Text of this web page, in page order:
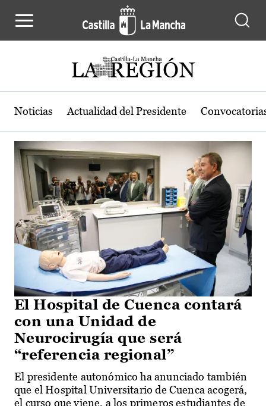
Actualidad de la región de Castilla-
Noticias Actualidad del Presidente
El Hospital de Cuenca contará
con una Unidad de
Neurocirugía que será
“referencia regional”
El presidente autonómico ha anunciado también
que el Hospital Universitario de Cuenca acogerá,
el curso que viene, a los primeros estudiantes de